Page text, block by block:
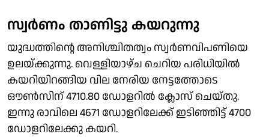
സ്വര്‍ണം താണിട്ടു കയറുന്നു
യുദ്ധത്തിന്റെ അനിശ്ചിതത്വം സ്വര്‍ണവിപണിയെ
ഉലയ്ക്കുന്നു. വെള്ളിയാഴ്ച ചെറിയ പരിധിയില്‍
കയറിയിറങ്ങിയ വില നേരിയ നേട്ടത്തോടെ
ഔണ്‍സിന് 4710.80 ഡോളറില്‍ ക്ലോസ് ചെയ്തു.
ഇന്നു രാവിലെ 4671 ഡോളറിലേക്ക് ഇടിഞ്ഞിട്ട് 4700
ഡോളറിലേക്കു കയറി.